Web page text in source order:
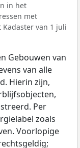
in het
met
Kadaster van 1 juli
Gebouwen van
van alle
Hierin zijn,
Per
zoals
Voorlopige